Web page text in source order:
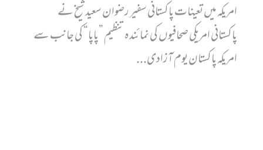
امریکہ میں تعینات پاکستانی سفیر رضوان سعید شیخ نے
پاکستانی امریکی صحافیوں کی نمائندہ تنظیم ”پاپا“ کی جانب سے
امریکہ پاکستان یوم آزادی...